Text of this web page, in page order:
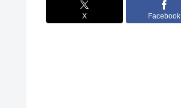
X Facebook